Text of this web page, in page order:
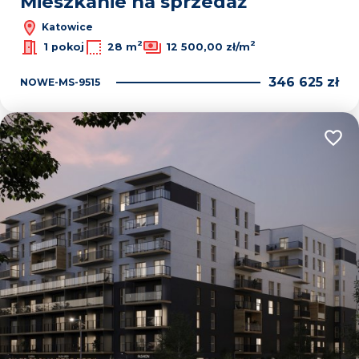
Katowice
1 pokoj
28 m2 12 500,00 zł/m2
NOWE-MS-9515 346 625 zł